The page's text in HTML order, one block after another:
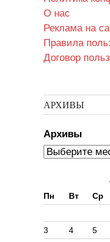
О нас
Реклама на
Правила
Договор
АРХИВЫ
Архивы
Пн
Вт Ср
3
4 5